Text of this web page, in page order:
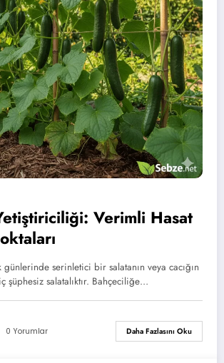
Verimli Hasat
günlerinde serinletici bir salatanın veya cacığın
şüphesiz salatalıktır. Bahçeciliğe…
0 Yorumlar Daha Fazlasını Oku